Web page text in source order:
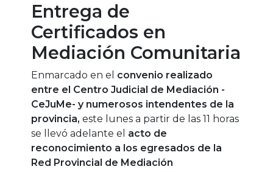
Entrega de
Certificados en
Mediación Comunitaria
Enmarcado en el convenio realizado
entre el Centro Judicial de Mediación -
CeJuMe- y numerosos intendentes de la
provincia, este lunes a partir de las 11 horas
se llevó adelante el acto de
reconocimiento a los egresados de la
Red Provincial de Mediación